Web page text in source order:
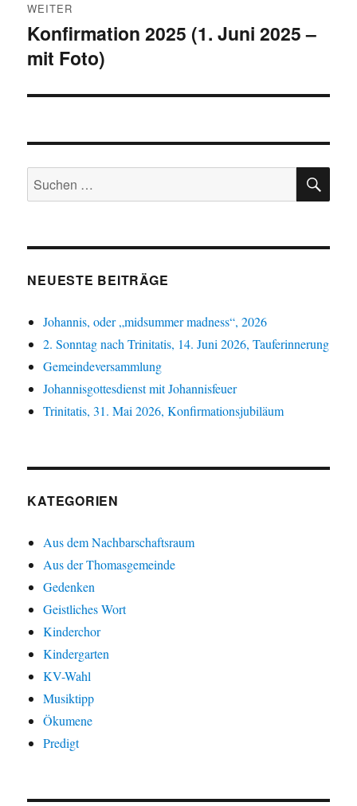
WEITER
Nächster
Beitrag:
Konfirmation 2025 (1. Juni 2025 –
mit Foto)
Suchen
nach:
NEUESTE BEITRÄGE
Johannis, oder „midsummer madness“, 2026
2. Sonntag nach Trinitatis, 14. Juni 2026, Tauferinnerung
Gemeindeversammlung
Johannisgottesdienst mit Johannisfeuer
Trinitatis, 31. Mai 2026, Konfirmationsjubiläum
KATEGORIEN
Aus dem Nachbarschaftsraum
Aus der Thomasgemeinde
Gedenken
Geistliches Wort
Kinderchor
Kindergarten
KV-Wahl
Musiktipp
Ökumene
Predigt